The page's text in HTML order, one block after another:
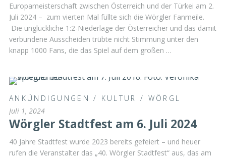
Europameisterschaft zwischen Österreich und der Türkei am 2.
Juli 2024 – zum vierten Mal füllte sich die Wörgler Fanmeile.
Die unglückliche 1:2-Niederlage der Österreicher und das damit
verbundene Ausscheiden trübte nicht Stimmung unter den
knapp 1000 Fans, die das Spiel auf dem großen …
ANKÜNDIGUNGEN / KULTUR / WÖRGL
Juli 1, 2024
Wörgler Stadtfest am 6. Juli 2024
40 Jahre Stadtfest wurde 2023 bereits gefeiert – und heuer
rufen die Veranstalter das „40. Wörgler Stadtfest“ aus, das am